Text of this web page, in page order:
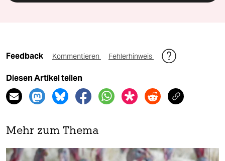
Feedback Kommentieren Fehlerhinweis
Diesen Artikel teilen
Mehr zum Thema